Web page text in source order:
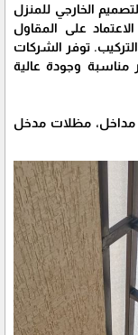
الخارجي للمنزل
على المقاول
توفر الشركات
مناسبة وجودة عالية
مداخل، مظلات مدخل